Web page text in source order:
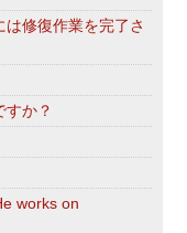
修復作業を完了さ
すか？
works on